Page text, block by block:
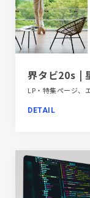
界タビ20s |
DETAIL